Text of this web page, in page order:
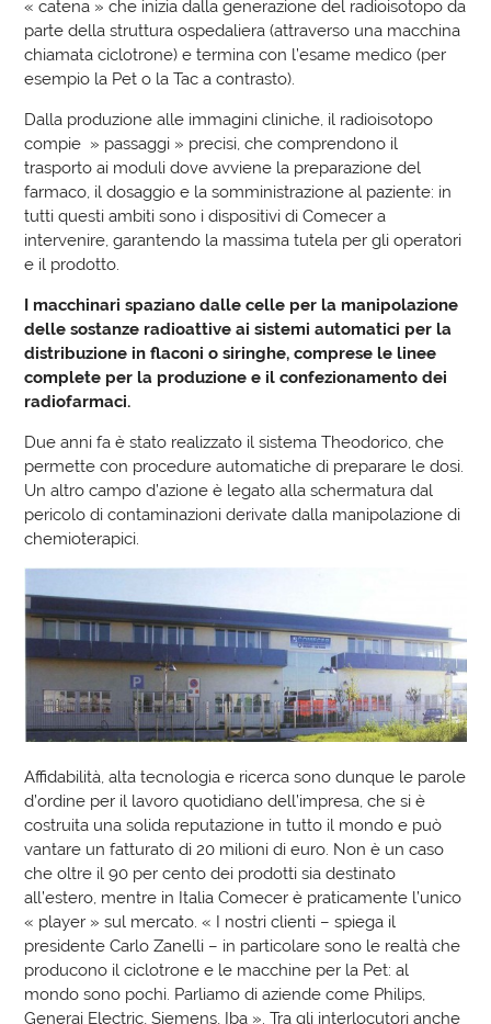
« catena » che inizia dalla generazione del radioisotopo da
parte della struttura ospedaliera (attraverso una macchina
chiamata ciclotrone) e termina con l’esame medico (per
esempio la Pet o la Tac a contrasto).
Dalla produzione alle immagini cliniche, il radioisotopo
compie » passaggi » precisi, che comprendono il
trasporto ai moduli dove avviene la preparazione del
farmaco, il dosaggio e la somministrazione al paziente: in
tutti questi ambiti sono i dispositivi di Comecer a
intervenire, garantendo la massima tutela per gli operatori
e il prodotto.
I macchinari spaziano dalle celle per la manipolazione
delle sostanze radioattive ai sistemi automatici per la
distribuzione in flaconi o siringhe, comprese le linee
complete per la produzione e il confezionamento dei
radiofarmaci.
Due anni fa è stato realizzato il sistema Theodorico, che
permette con procedure automatiche di preparare le dosi.
Un altro campo d’azione è legato alla schermatura dal
pericolo di contaminazioni derivate dalla manipolazione di
chemioterapici.
Affidabilità, alta tecnologia e ricerca sono dunque le parole
d’ordine per il lavoro quotidiano dell’impresa, che si è
costruita una solida reputazione in tutto il mondo e può
vantare un fatturato di 20 milioni di euro. Non è un caso
che oltre il 90 per cento dei prodotti sia destinato
all’estero, mentre in Italia Comecer è praticamente l’unico
« player » sul mercato. « I nostri clienti – spiega il
presidente Carlo Zanelli – in particolare sono le realtà che
producono il ciclotrone e le macchine per la Pet: al
mondo sono pochi. Parliamo di aziende come Philips,
Generai Electric, Siemens, Iba ». Tra gli interlocutori anche